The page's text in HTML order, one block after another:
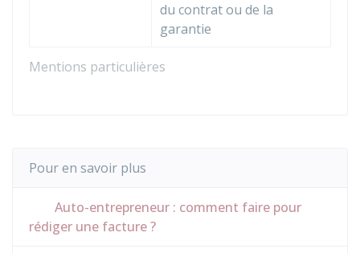
Mentions particulières
du contrat ou de la
garantie
Pour en savoir plus
Auto-entrepreneur : comment faire pour
rédiger une facture ?